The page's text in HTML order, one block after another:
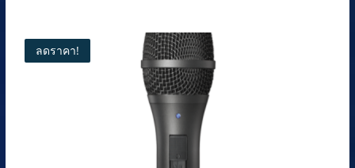
ลดราคา!